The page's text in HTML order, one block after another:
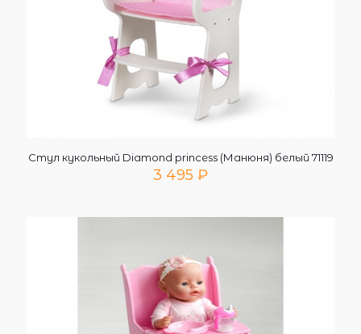
Стул кукольный Diamond princess (Манюня) белый 71119
3 495 ₽